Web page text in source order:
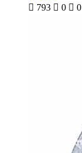
 793  0  0